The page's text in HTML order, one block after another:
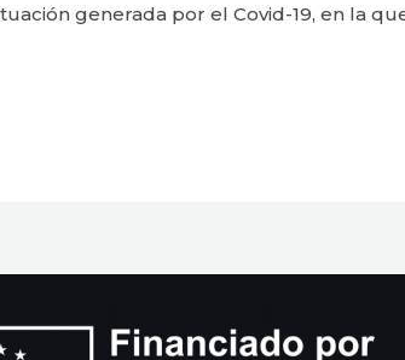
generada por el Covid-19, en la